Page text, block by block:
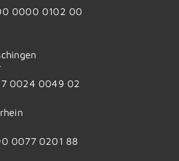
0000 0102 00
0024 0049 02
0077 0201 88